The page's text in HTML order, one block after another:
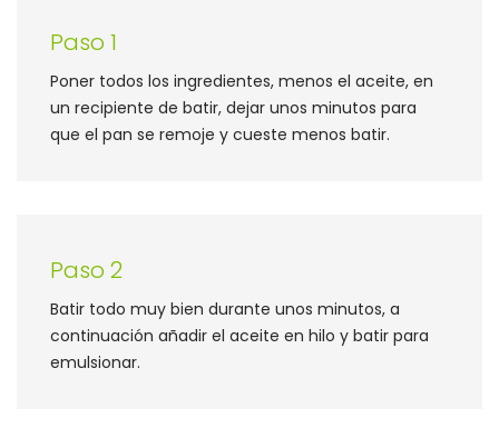
Paso 1
Poner todos los ingredientes, menos el aceite, en
un recipiente de batir, dejar unos minutos para
que el pan se remoje y cueste menos batir.
Paso 2
Batir todo muy bien durante unos minutos, a
continuación añadir el aceite en hilo y batir para
emulsionar.